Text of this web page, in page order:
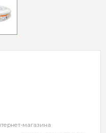
магазина